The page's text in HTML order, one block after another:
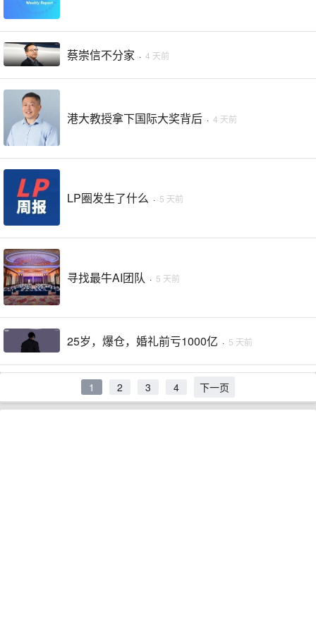
蔡崇信不分家 · 4 天前
港大教授拿下国际大奖背后 · 4 天前
LP圈发生了什么 · 5 天前
寻找最牛AI团队 · 5 天前
25岁，爆仓，婚礼前亏1000亿 · 5 天前
1 2 3 4 下一页